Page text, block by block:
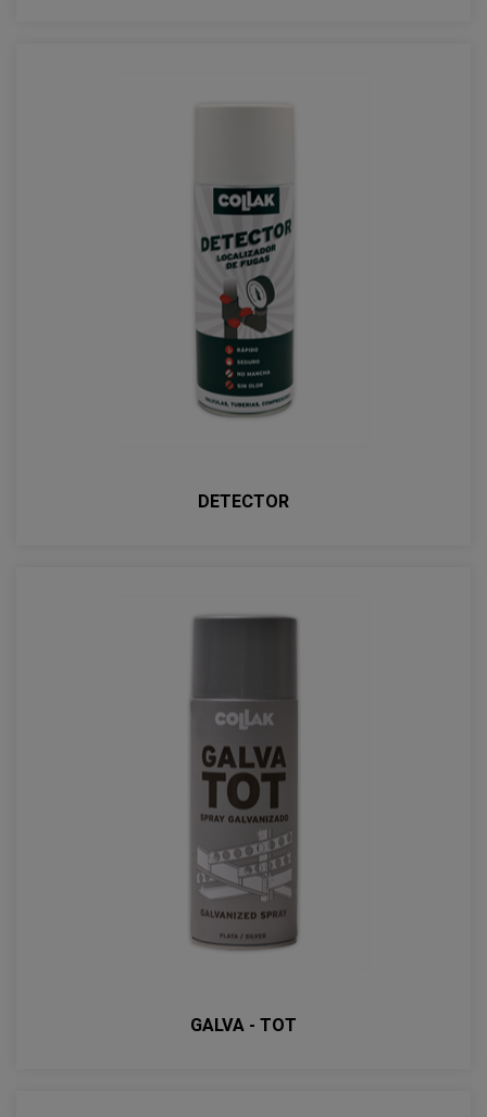
DETECTOR
GALVA - TOT